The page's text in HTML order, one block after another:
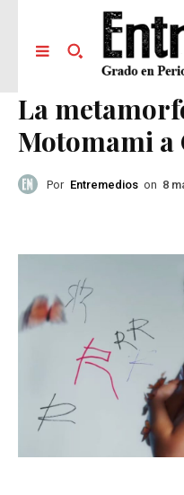
La
Motomami
Por Entremedios on 8